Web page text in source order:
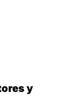
y